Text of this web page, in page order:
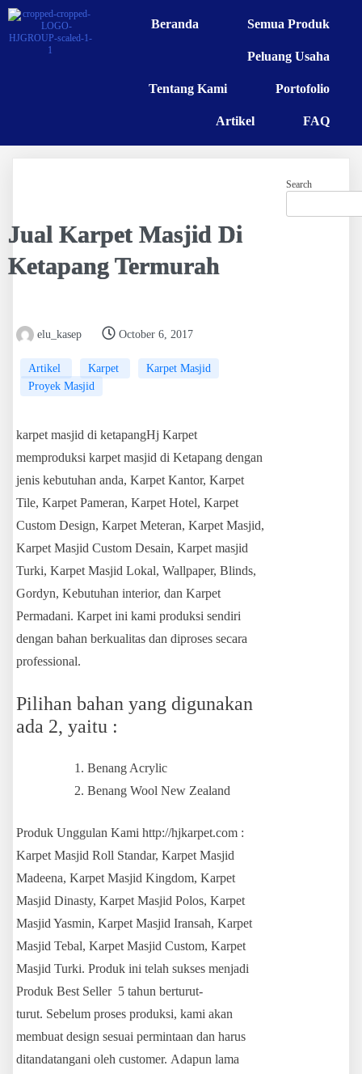
Beranda Semua Produk
Peluang Usaha
Tentang Kami Portofolio
Artikel FAQ
Jual Karpet Masjid Di
Ketapang Termurah
elu_kasep October 6, 2017
Artikel Karpet
Karpet Masjid
Proyek Masjid
karpet masjid di ketapangHj Karpet
memproduksi karpet masjid di Ketapang dengan
jenis kebutuhan anda, Karpet Kantor, Karpet
Tile, Karpet Pameran, Karpet Hotel, Karpet
Custom Design, Karpet Meteran, Karpet Masjid,
Karpet Masjid Custom Desain, Karpet masjid
Turki, Karpet Masjid Lokal, Wallpaper, Blinds,
Gordyn, Kebutuhan interior, dan Karpet
Permadani. Karpet ini kami produksi sendiri
dengan bahan berkualitas dan diproses secara
professional.
Pilihan bahan yang digunakan
ada 2, yaitu :
Benang Acrylic
Benang Wool New Zealand
Produk Unggulan Kami http://hjkarpet.com :
Karpet Masjid Roll Standar, Karpet Masjid
Madeena, Karpet Masjid Kingdom, Karpet
Masjid Dinasty, Karpet Masjid Polos, Karpet
Masjid Yasmin, Karpet Masjid Iransah, Karpet
Masjid Tebal, Karpet Masjid Custom, Karpet
Masjid Turki. Produk ini telah sukses menjadi
Produk Best Seller 5 tahun berturut-
turut. Sebelum proses produksi, kami akan
membuat design sesuai permintaan dan harus
ditandatangani oleh customer. Adapun lama
Search